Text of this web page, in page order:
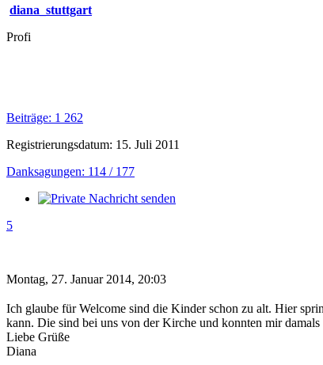
diana_stuttgart
Profi
Beiträge: 1 262
Registrierungsdatum: 15. Juli 2011
Danksagungen: 114 / 177
5
Montag, 27. Januar 2014, 20:03
Ich glaube für Welcome sind die Kinder schon zu alt. Hier
kann. Die sind bei uns von der Kirche und konnten mir
Liebe Grüße
Diana